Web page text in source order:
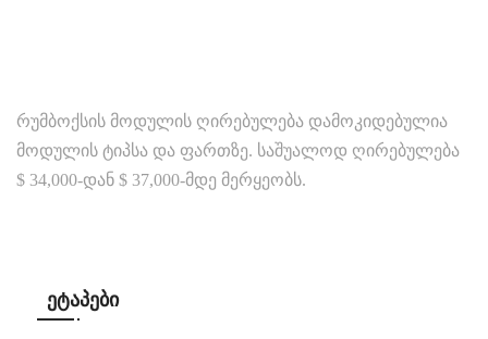
რუმბოქსის მოდულის ღირებულება დამოკიდებულია
მოდულის ტიპსა და ფართზე. საშუალოდ ღირებულება
$ 34,000-დან $ 37,000-მდე მერყეობს.
ᲔᲢᲐᲞᲔᲑᲘ